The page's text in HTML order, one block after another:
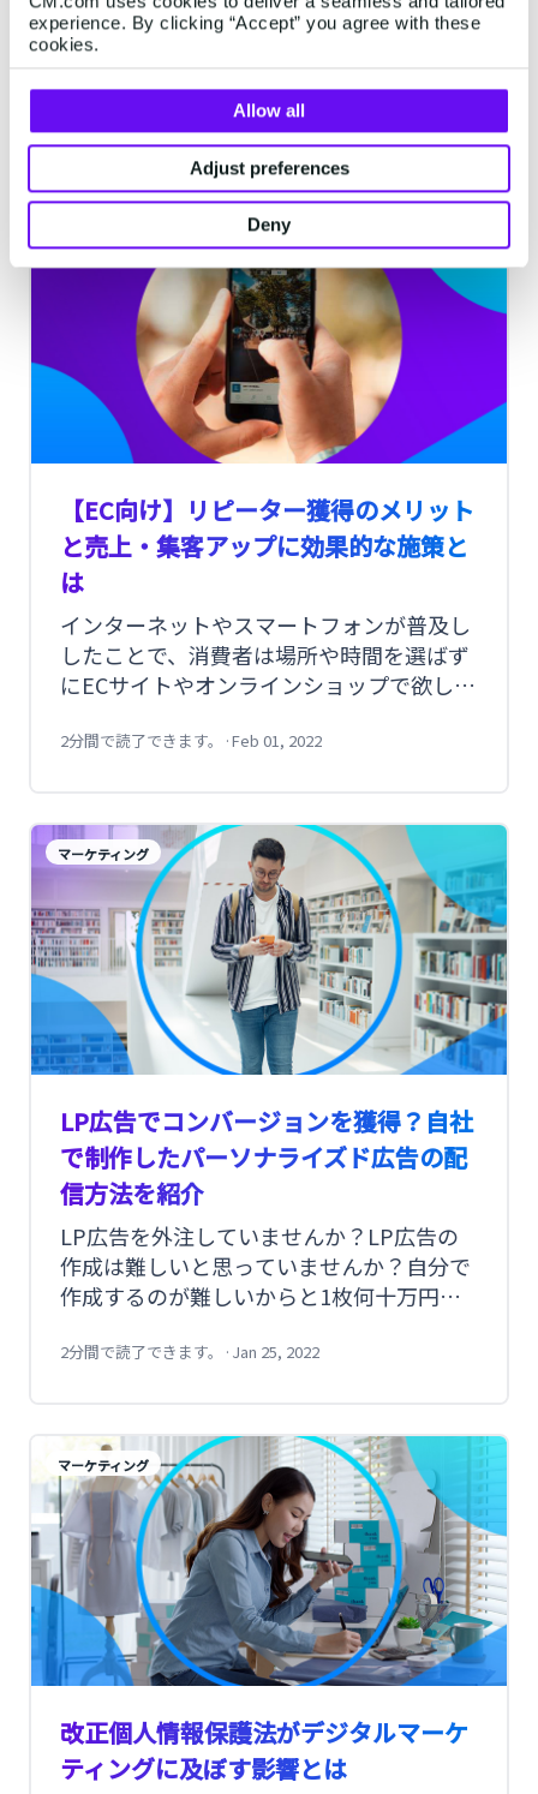
experience. By clicking “Accept” you agree with these
cookies.
Allow all
Adjust preferences
Deny
今後のマーケティングにおいて「ファース
トパーティーデータ」の活用方法は理解し
ておくテーマです。 サードパーティクッキ
ーデータの規制により、Web行動ログのも
ととなるCookieの取り扱いが難しくなるこ
とが本格化してきました。 Googleは2023
年を目処にサードパーティクッキーデータ
の規制をすると発表しているため、クッキ
ーデータを活用したリターゲティングなど
事実情報できなくなります。そこで注目さ
れているのがファーストパーティデータを
基盤とするCDPです。
2分間で読了できます。·Feb 05, 2022
マーケティング
【EC向け】リピーター獲得のメリット
と売上・集客アップに効果的な施策と
は
インターネットやスマートフォンが普及し
したことで、消費者は場所や時間を選ばず
にECサイトやオンラインショップで欲しい
イルが多様化し、商品やサービスの機能だ
なかで、 継続して収益をあげていくために
は、リピーター獲得やロイヤルカスタマー
の維持が重要になっています。
2分間で読了できます。 ·Feb 01, 2022
マーケティング
LP広告でコンバージョンを獲得？自社
で制作したパーソナライズド広告の配
信方法を紹介
LP広告を外注していませんか？LP広告の
作成は難しいと思っていませんか？自分で
作成するのが難しいからと1枚何十万円も
2分間で読了できます。 · Jan 25, 2022
マーケティング
改正個人情報保護法がデジタルマーケ
ティングに及ぼす影響とは